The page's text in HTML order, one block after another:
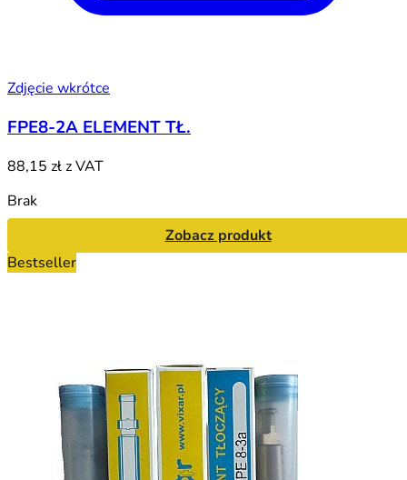
Zdjęcie wkrótce
FPE8-2A ELEMENT TŁ.
88,15 złz VAT
Brak
Zobacz produkt
Bestseller